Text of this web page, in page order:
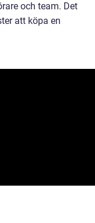
och team. Det
att köpa en